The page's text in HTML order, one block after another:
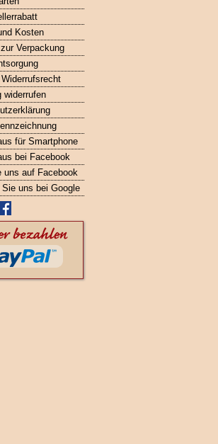
Kosten
Verpackung
widerrufen
für Smartphone
bei Facebook
uns auf Facebook
Sie uns bei Google